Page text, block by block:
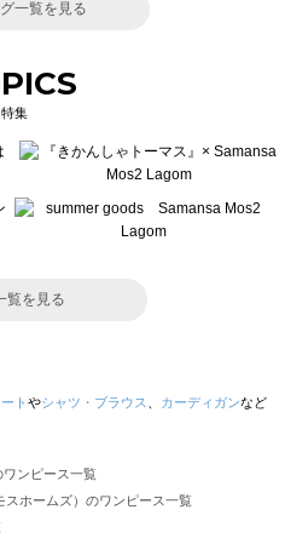
一覧を見る
特集
覧を見る
ト やシャツ・ブラウス カーディガンなど
ンピース一覧
スホームズ）のワンピース一覧